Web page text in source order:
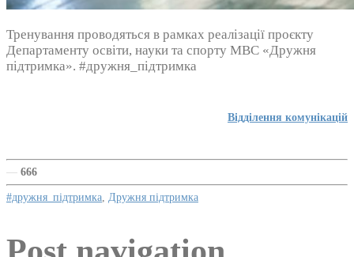
Тренування проводяться в рамках реалізації проєкту
Департаменту освіти, науки та спорту МВС «Дружня
підтримка». #дружня_підтримка
Відділення комунікацій
— 666
#дружня_підтримка, Дружня підтримка